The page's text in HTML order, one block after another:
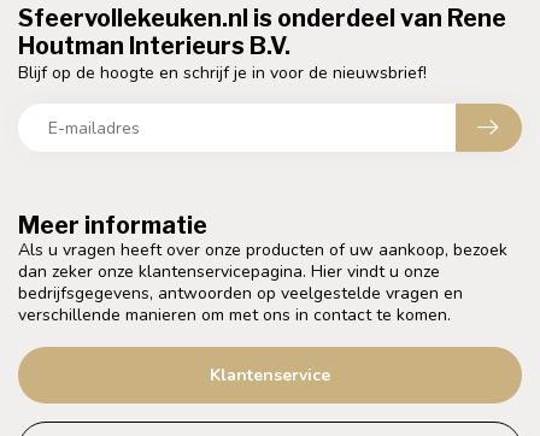
Meer informatie
Als u vragen heeft over onze producten of uw aankoop, bezoek
dan zeker onze klantenservicepagina. Hier vindt u onze
bedrijfsgegevens, antwoorden op veelgestelde vragen en
verschillende manieren om met ons in contact te komen.
Klantenservice
Sfeervollekeuken.nl is onderdeel van Rene
Houtman Interieurs B.V.
Blijf op de hoogte en schrijf je in voor de nieuwsbrief!